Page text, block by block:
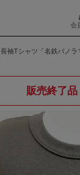
会
長袖Tシャツ「名鉄パノラ
販売終了品